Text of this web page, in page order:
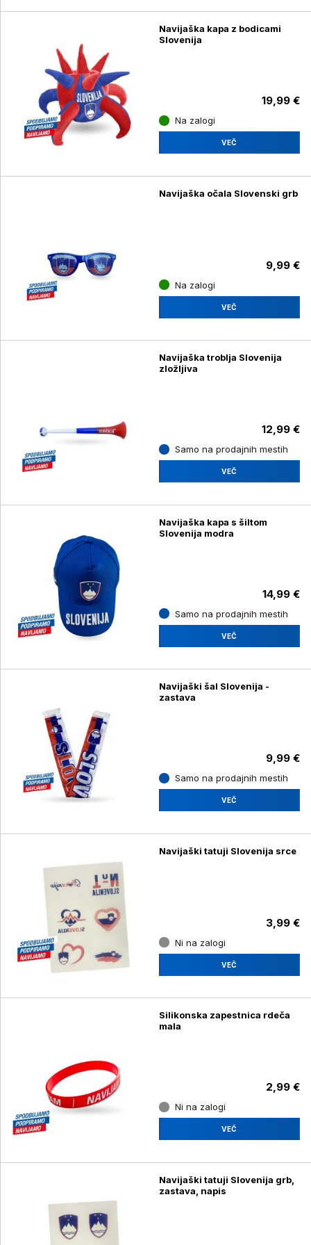
Navijaška kapa z bodicami
Slovenija
19,99 €
Na zalogi
VEČ
Navijaška očala Slovenski grb
9,99 €
Na zalogi
VEČ
Navijaška troblja Slovenija
zložljiva
12,99 €
Samo na prodajnih mestih
VEČ
Navijaška kapa s šiltom
Slovenija modra
14,99 €
Samo na prodajnih mestih
VEČ
Navijaški šal Slovenija -
zastava
9,99 €
Samo na prodajnih mestih
VEČ
Navijaški tatuji Slovenija srce
3,99 €
Ni na zalogi
VEČ
Silikonska zapestnica rdeča
mala
2,99 €
Ni na zalogi
VEČ
Navijaški tatuji Slovenija grb,
zastava, napis